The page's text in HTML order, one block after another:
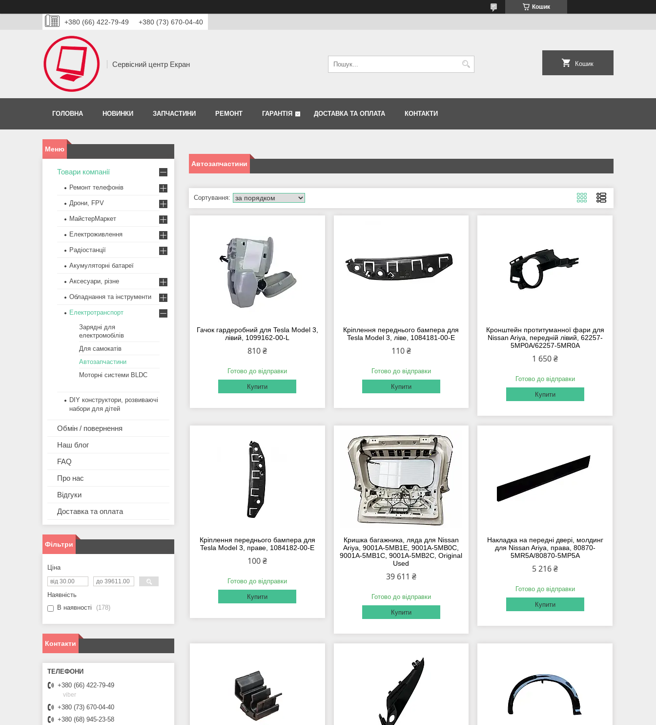
Кошик
+380 (66) 422-79-49 +380 (73) 670-04-40
Сервісний центр Екран Кошик
ГОЛОВНА НОВИНКИ ЗАПЧАСТИНИ РЕМОНТ ГАРАНТІЯ ДОСТАВКА ТА ОПЛАТА КОНТАКТИ
Автозапчастини
Гачок гардеробний для Tesla Model 3,
лівий, 1099162-00-L
810 ₴
Готово до відправки
Купити
Кріплення переднього бампера для
Tesla Model 3, ліве, 1084181-00-E
110 ₴
Готово до відправки
Купити
Кронштейн протитуманної фари для
Nissan Ariya, передній лівий, 62257-
5MP0A/62257-5MR0A
1 650 ₴
Готово до відправки
Купити
Кріплення переднього бампера для
Tesla Model 3, праве, 1084182-00-E
100 ₴
Готово до відправки
Купити
Кришка багажника, ляда для Nissan
Ariya, 9001A-5MB1E, 9001A-5MB0C,
9001A-5MB1C, 9001A-5MB2C, Original
Used
39 611 ₴
Готово до відправки
Купити
Накладка на передні двері, молдинг
для Nissan Ariya, права, 80870-
5MR5A/80870-5MP5A
5 216 ₴
Готово до відправки
Купити
Товари компанії
Ремонт телефонів
Дрони, FPV
МайстерМаркет
Електроживлення
Радіостанції
Акумуляторні батареї
Аксесуари, різне
Обладнання та інструменти
Електротранспорт
Зарядні для
електромобілів
Для самокатів
Автозапчастини
Моторні системи BLDC
DIY конструктори, розвиваючі
набори для дітей
Обмін / повернення
Наш блог
FAQ
Про нас
Відгуки
Доставка та оплата
Фільтри
Ціна
Наявність
В наявності
178
Контакти
+380 (66) 422-79-49
viber
+380 (73) 670-04-40
+380 (68) 945-23-58